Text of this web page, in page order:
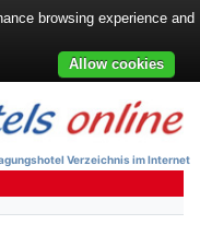
Verzeichnis im Internet
browsing experience and
Allow cookies